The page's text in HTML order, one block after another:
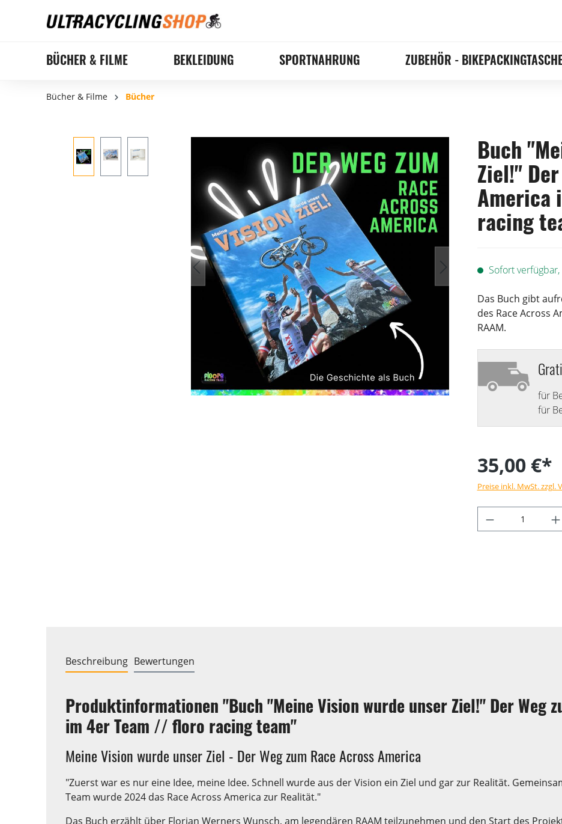
BÜCHER & FILME BEKLEIDUNG SPORTNAHRUNG ZUBEHÖR -
Bücher & Filme Bücher
Buch
Ziel!"
America
racing
Sofort
Das Buch gibt
des Race Across
RAAM.
für
für
35,00 €*
Preise inkl. MwSt. zzgl.
Produkt
Beschreibung Bewertungen
Produktinformationen "Buch "Meine Vision wurde unser Ziel!" Der Weg
im 4er Team // floro racing team"
Meine Vision wurde unser Ziel - Der Weg zum Race Across America
"Zuerst war es nur eine Idee, meine Idee. Schnell wurde aus der Vision ein Ziel und gar zur Realität.
Team wurde 2024 das Race Across America zur Realität."
Das Buch erzählt über Florian Werners Wunsch, am legendären RAAM teilzunehmen und den Start des